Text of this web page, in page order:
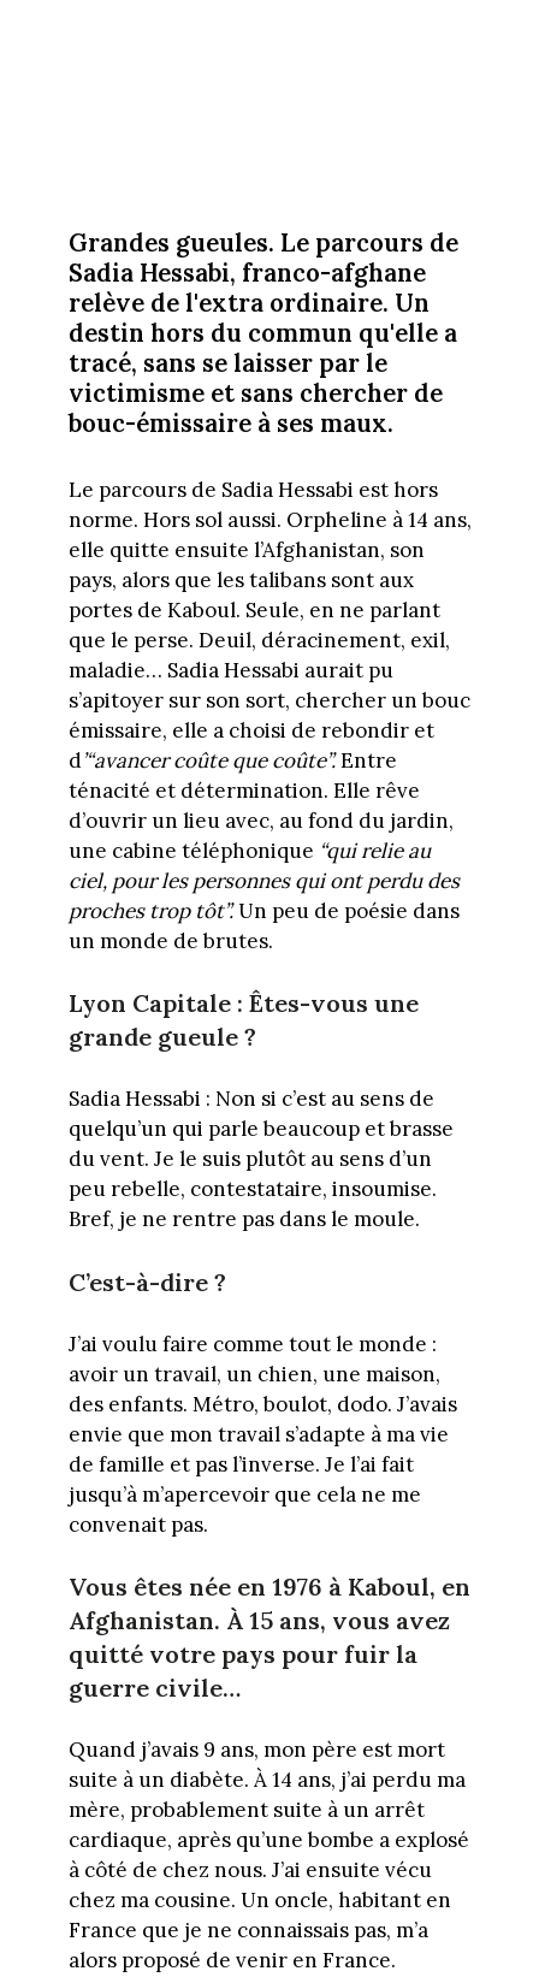
Grandes gueules. Le parcours de
Sadia Hessabi, franco-afghane
relève de l'extra ordinaire. Un
destin hors du commun qu'elle a
tracé, sans se laisser par le
victimisme et sans chercher de
bouc-émissaire à ses maux.
Le parcours de Sadia Hessabi est hors
norme. Hors sol aussi. Orpheline à 14 ans,
elle quitte ensuite l’Afghanistan, son
pays, alors que les talibans sont aux
portes de Kaboul. Seule, en ne parlant
que le perse. Deuil, déracinement, exil,
maladie… Sadia Hessabi aurait pu
s’apitoyer sur son sort, chercher un bouc
émissaire, elle a choisi de rebondir et
d’“avancer coûte que coûte”.Entre
ténacité et détermination. Elle rêve
d’ouvrir un lieu avec, au fond du jardin,
une cabine téléphonique “qui relie au
ciel, pour les personnes qui ont perdu des
proches trop tôt”.Un peu de poésie dans
un monde de brutes.
Lyon Capitale : Êtes-vous une
grande gueule ?
Sadia Hessabi : Non si c’est au sens de
quelqu’un qui parle beaucoup et brasse
du vent. Je le suis plutôt au sens d’un
peu rebelle, contestataire, insoumise.
Bref, je ne rentre pas dans le moule.
C’est-à-dire ?
J’ai voulu faire comme tout le monde :
avoir un travail, un chien, une maison,
des enfants. Métro, boulot, dodo. J’avais
envie que mon travail s’adapte à ma vie
de famille et pas l’inverse. Je l’ai fait
jusqu’à m’apercevoir que cela ne me
convenait pas.
Vous êtes née en 1976 à Kaboul, en
Afghanistan. À 15 ans, vous avez
quitté votre pays pour fuir la
guerre civile…
Quand j’avais 9 ans, mon père est mort
suite à un diabète. À 14 ans, j’ai perdu ma
mère, probablement suite à un arrêt
cardiaque, après qu’une bombe a explosé
à côté de chez nous. J’ai ensuite vécu
chez ma cousine. Un oncle, habitant en
France que je ne connaissais pas, m’a
alors proposé de venir en France.